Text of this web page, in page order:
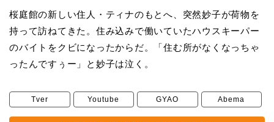
桜庭館の新しい住人・ティナのもとへ、突然妙子が荷物を
持って訪ねてきた。住み込みで働いていたハウスキーパー
のバイトをクビになったからだ。「住む所がなくなっちゃ
ったんですぅー」と妙子は泣く。
Tver Youtube GYAO Abema